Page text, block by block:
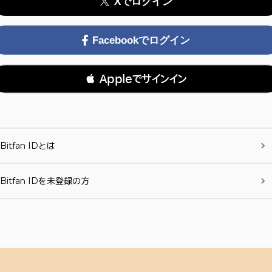
Facebookでログイン
 Appleでサインイン
Bitfan IDとは
Bitfan IDを未登録の方